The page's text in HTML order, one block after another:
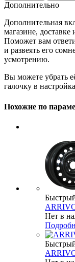
Дополнительно
Дополнительная
магазине,
Поможет вам
и развеять его
усмотрению.
Вы можете убрать
галочку в
Похожие по
Нет в